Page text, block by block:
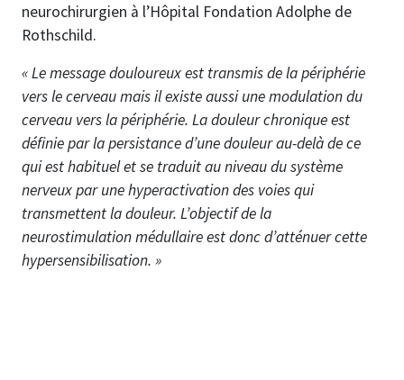
neurochirurgien à l’Hôpital Fondation Adolphe de
Rothschild.
« Le message douloureux est transmis de la périphérie
vers le cerveau mais il existe aussi une modulation du
cerveau vers la périphérie. La douleur chronique est
définie par la persistance d’une douleur au-delà de ce
qui est habituel et se traduit au niveau du système
nerveux par une hyperactivation des voies qui
transmettent la douleur. L’objectif de la
neurostimulation médullaire est donc d’atténuer cette
hypersensibilisation. »